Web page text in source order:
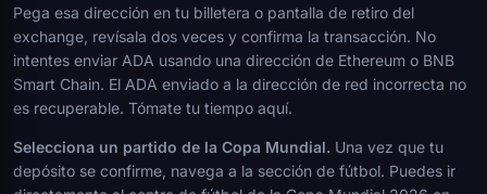
Pega esa dirección en tu billetera o pantalla de retiro del
exchange, revísala dos veces y confirma la transacción. No
intentes enviar ADA usando una dirección de Ethereum o BNB
Smart Chain. El ADA enviado a la dirección de red incorrecta no
es recuperable. Tómate tu tiempo aquí.
Selecciona un partido de la Copa Mundial. Una vez que tu
depósito se confirme, navega a la sección de fútbol. Puedes ir